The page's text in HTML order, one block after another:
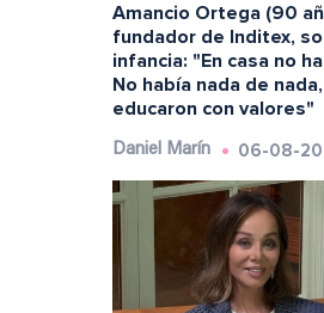
Amancio Ortega (90
fundador de Inditex,
infancia: "En casa no
No había nada de
educaron con valores"
Daniel Marín 06-08-